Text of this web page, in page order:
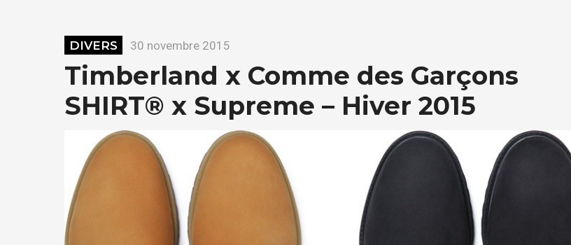
DIVERS 30 novembre 2015
Timberland x Comme des Garçons
SHIRT® x Supreme – Hiver 2015